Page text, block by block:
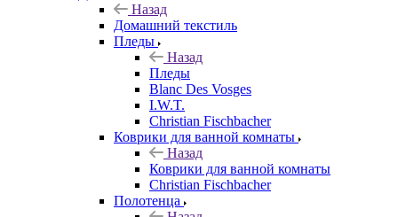
Назад
Домашний текстиль
Пледы
Назад
Пледы
Blanc Des Vosges
I.W.T.
Christian Fischbacher
Коврики для ванной комнаты
Назад
Коврики для ванной комнаты
Christian Fischbacher
Полотенца